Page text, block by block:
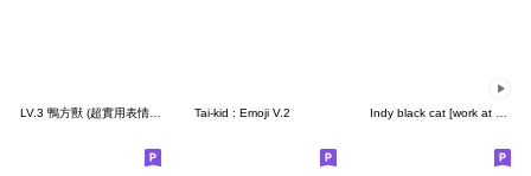
Tai-kid : Emoji V.2